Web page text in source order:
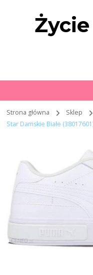
Strona główna Sklep
Star Damskie Białe